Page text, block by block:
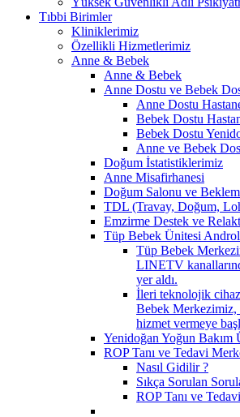
Tıbbi Birimler
Kliniklerimiz
Özellikli Hizmetlerimiz
Anne & Bebek
Anne & Bebek
Anne Dostu ve Bebek
Anne Dostu
Bebek Dostu
Bebek Dostu
Anne ve Bebek
Doğum İstatistiklerimiz
Anne Misafirhanesi
Doğum Salonu ve
TDL (Travay, Doğum,
Emzirme Destek ve
Tüp Bebek Ünitesi
Tüp Bebek
LINETV
yer aldı.
İleri teknolojik
Bebek Merkezimiz,
hizmet vermeye
Yenidoğan Yoğun Bakım
ROP Tanı ve Tedavi
Nasıl Gidilir ?
Sıkça Sorulan
ROP Tanı ve